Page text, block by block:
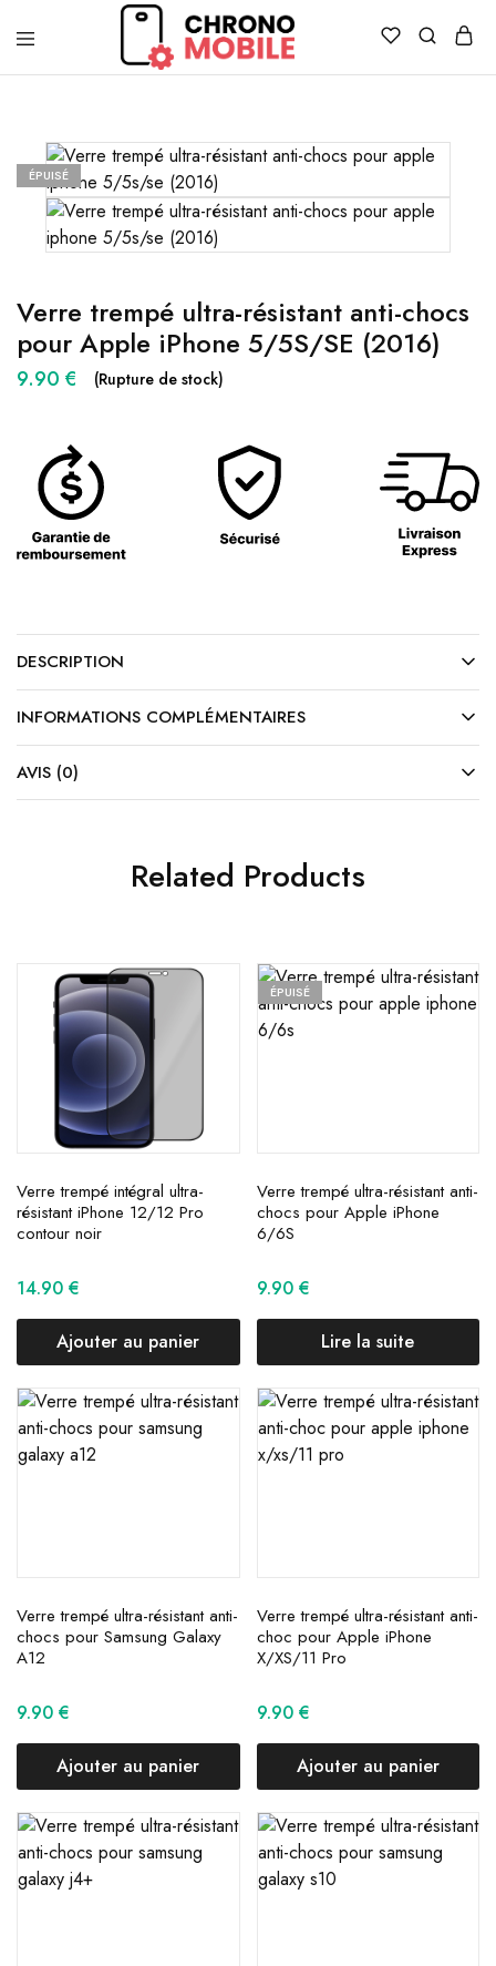
Chronomobile
Achat,
de
smartphones
et
tablettes
ÉPUISÉ
Verre trempé ultra-résistant anti-chocs
pour Apple iPhone 5/5S/SE (2016)
9.90 € (Rupture de stock)
DESCRIPTION
INFORMATIONS COMPLÉMENTAIRES
AVIS (0)
Related Products
Verre trempé intégral ultra-
résistant iPhone 12/12 Pro
contour noir
14.90 €
Ajouter au panier
ÉPUISÉ
Verre trempé ultra-résistant anti-
chocs pour Apple iPhone
6/6S
9.90 €
Lire la suite
Verre trempé ultra-résistant anti-
chocs pour Samsung Galaxy
A12
9.90 €
Ajouter au panier
Verre trempé ultra-résistant anti-
choc pour Apple iPhone
X/XS/11 Pro
9.90 €
Ajouter au panier